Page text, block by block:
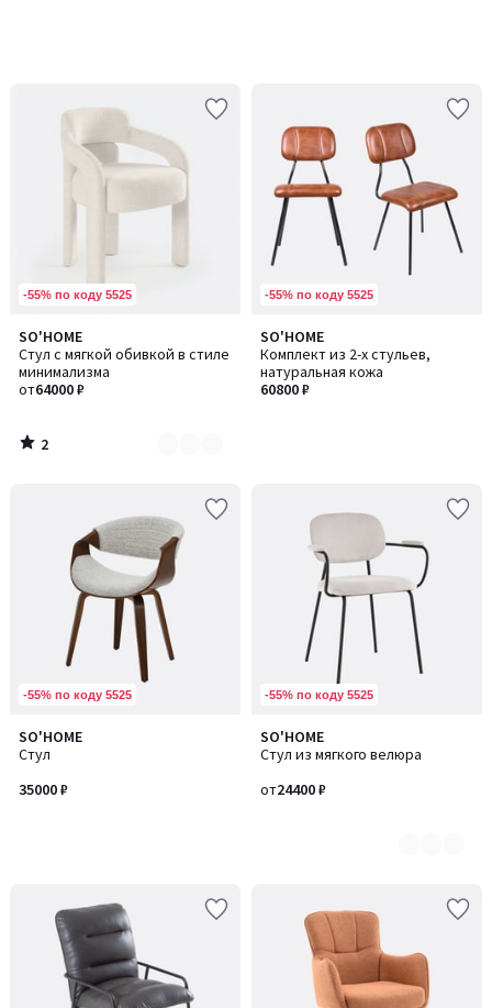
-55% по коду 5525
SO'HOME
Стул с мягкой обивкой в стиле
минимализма
от64000 ₽
2
/
5
Количество
цветов:
13
2
/
-55% по коду 5525
SO'HOME
Комплект из 2-х стульев,
натуральная кожа
60800 ₽
-55% по коду 5525
SO'HOME
Стул
35000 ₽
-55% по коду 5525
SO'HOME
Стул из мягкого велюра
от24400 ₽
Количество
цветов: